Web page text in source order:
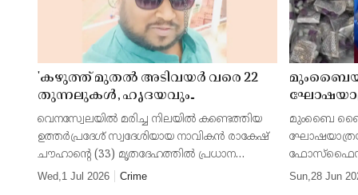
'കഴുത്ത് മുതൽ അടിവയർ വരെ 22
തുന്നലുകള്‍, ഹൃദയവും
ശ്വാസകോശങ്ങളുമില്ല';
വെനസ്വേലയിൽ മരിച്ച ഇന്ത്യൻ
നാവികൻ്റെ മൃതദേഹത്തിൽ
അവയവങ്ങൾ കാണാനില്ലെന്ന്
പരാതി
വെനസ്വേലയിൽ മരിച്ച നിലയിൽ കണ്ടെത്തിയ
ഉത്തർപ്രദേശ് സ്വദേശിയായ നാവികൻ രാകേഷ്
ചൗഹാൻ്റെ (33) മൃതദേഹത്തിൽ പ്രധാന
ആന്തരികാവയവങ്ങൾ നഷ്ടപ്പെട്ടതായി
Wed,1 Jul 2026 Crime
വിതരണം;
മുംബൈ
ഫോസ്ഫൈഡ്'
വിതരണം
Sun,28 Jun